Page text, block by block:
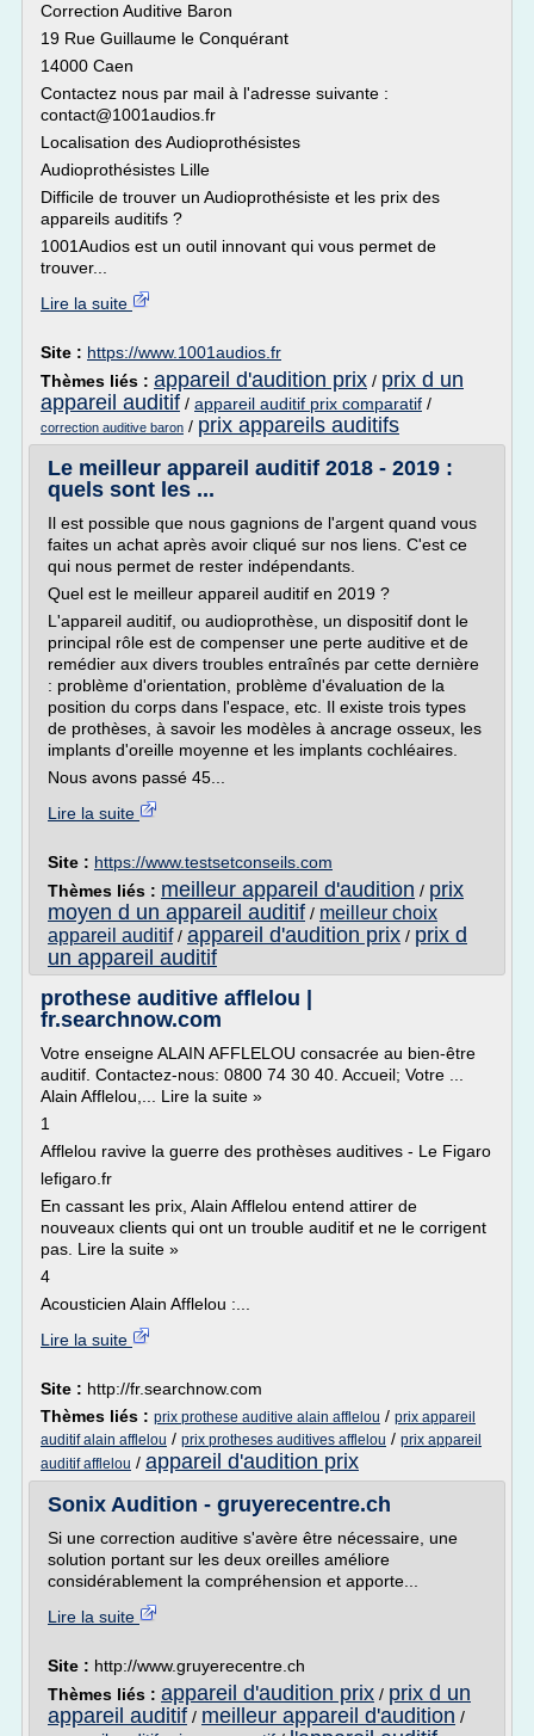
Correction Auditive Baron
19 Rue Guillaume le Conquérant
14000 Caen
Contactez nous par mail à l'adresse suivante :
contact@1001audios.fr
Localisation des Audioprothésistes
Audioprothésistes Lille
Difficile de trouver un Audioprothésiste et les prix des
appareils auditifs ?
1001Audios est un outil innovant qui vous permet de
trouver...
Lire la suite
Site : https://www.1001audios.fr
Thèmes liés : appareil d'audition prix / prix d un
appareil auditif / appareil auditif prix comparatif /
correction auditive baron / prix appareils auditifs
Le meilleur appareil auditif 2018 - 2019 :
quels sont les ...
Il est possible que nous gagnions de l'argent quand vous
faites un achat après avoir cliqué sur nos liens. C'est ce
qui nous permet de rester indépendants.
Quel est le meilleur appareil auditif en 2019 ?
L'appareil auditif, ou audioprothèse, un dispositif dont le
principal rôle est de compenser une perte auditive et de
remédier aux divers troubles entraînés par cette dernière
: problème d'orientation, problème d'évaluation de la
position du corps dans l'espace, etc. Il existe trois types
de prothèses, à savoir les modèles à ancrage osseux, les
implants d'oreille moyenne et les implants cochléaires.
Nous avons passé 45...
Lire la suite
Site : https://www.testsetconseils.com
Thèmes liés : meilleur appareil d'audition / prix
moyen d un appareil auditif / meilleur choix
appareil auditif/ appareil d'audition prix / prix d
un appareil auditif
prothese auditive afflelou |
fr.searchnow.com
Votre enseigne ALAIN AFFLELOU consacrée au bien-être
auditif. Contactez-nous: 0800 74 30 40. Accueil; Votre ...
Alain Afflelou,... Lire la suite »
1
Afflelou ravive la guerre des prothèses auditives - Le Figaro
lefigaro.fr
En cassant les prix, Alain Afflelou entend attirer de
nouveaux clients qui ont un trouble auditif et ne le corrigent
pas. Lire la suite »
4
Acousticien Alain Afflelou :...
Lire la suite
Site : http://fr.searchnow.com
Thèmes liés : prix prothese auditive alain afflelou / prix appareil
auditif alain afflelou / prix protheses auditives afflelou / prix appareil
auditif afflelou / appareil d'audition prix
Sonix Audition - gruyerecentre.ch
Si une correction auditive s'avère être nécessaire, une
solution portant sur les deux oreilles améliore
considérablement la compréhension et apporte...
Lire la suite
Site : http://www.gruyerecentre.ch
Thèmes liés : appareil d'audition prix / prix d un
appareil auditif / meilleur appareil d'audition /